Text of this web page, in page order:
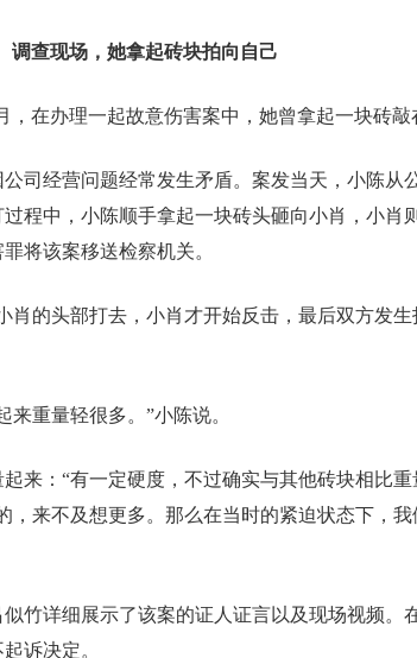
调查现场，她拿起砖块拍向自己
在办理一起故意伤害案中，她曾拿起一块砖敲
司经营问题经常发生矛盾。案发当天，小陈从
程中，小陈顺手拿起一块砖头砸向小肖，小肖
将该案移送检察机关。
的头部打去，小肖才开始反击，最后双方发
重量轻很多。”小陈说。
来：“有一定硬度，不过确实与其他砖块相比
来不及想更多。那么在当时的紧迫状态下，
竹详细展示了该案的证人证言以及现场视频
诉决定。